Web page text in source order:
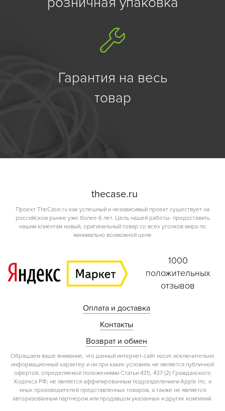
Гарантия на весь
товар
thecase.ru
Проект TheCase.ru как успешный и независимый проект существует на
российском рынке уже более 6 лет. Цель нашей работы- предоставить
нашим клиентам новый, оригинальный товар со всех уголков мира по
минимально возможной цене
1000
положительных
отзывов
Оплата и доставка
Контакты
Возврат и обмен
Обращаем ваше внимание, что данный интернет-сайт носит исключительно
информационный характер и ни при каких условиях не является публичной
офертой, определяемой положениями Статьи 435, 437 (2) Гражданского
Кодекса РФ; не является аффилированным подразделением Apple Inc. и
иных производителей представленных товаров, а также не является
авторизованным партнером или продавцом указанных и других компаний.